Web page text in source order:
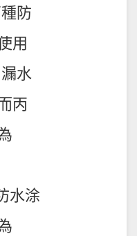
防
用
水
丙
水涂